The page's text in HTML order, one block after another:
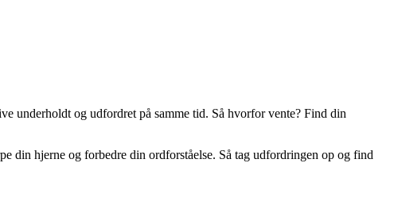
underholdt og udfordret på samme tid. Så hvorfor vente? Find din
din hjerne og forbedre din ordforståelse. Så tag udfordringen op og find